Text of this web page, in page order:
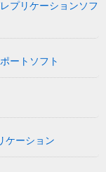
プリケーションソフ
ートソフト
ケーション